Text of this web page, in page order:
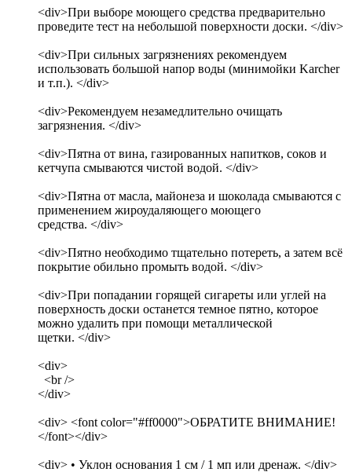
<div>При выборе моющего средства предварительно
проведите тест на небольшой поверхности доски. </div>
<div>При сильных загрязнениях рекомендуем
использовать большой напор воды (минимойки Karcher
и т.п.). </div>
<div>Рекомендуем незамедлительно очищать
загрязнения. </div>
<div>Пятна от вина, газированных напитков, соков и
кетчупа смываются чистой водой. </div>
<div>Пятна от масла, майонеза и шоколада смываются с
применением жироудаляющего моющего
средства. </div>
<div>Пятно необходимо тщательно потереть, а затем всё
покрытие обильно промыть водой. </div>
<div>При попадании горящей сигареты или углей на
поверхность доски останется темное пятно, которое
можно удалить при помощи металлической
щетки. </div>
<div>
<br />
</div>
<div> <font color="#ff0000">ОБРАТИТЕ ВНИМАНИЕ!
</font></div>
<div> • Уклон основания 1 см / 1 мп или дренаж. </div>